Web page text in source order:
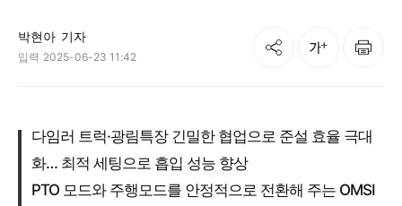
박현아 기자
입력 2025-06-23 11:42
공유 글자크기 인쇄
다임러 트럭·광림특장 긴밀한 협업으로 준설 효율 극대
화… 최적 세팅으로 흡입 성능 향상
PTO 모드와 주행모드를 안정적으로 전환해 주는 OMSI